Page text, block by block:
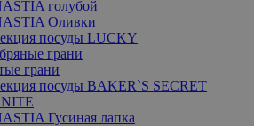
голубой
Оливки
посуды LUCKY
грани
грани
посуды BAKER`S SECRET
Гусиная лапка